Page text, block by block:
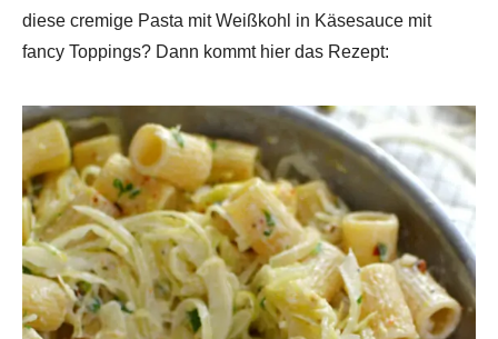
diese cremige Pasta mit Weißkohl in Käsesauce mit
fancy Toppings? Dann kommt hier das Rezept: